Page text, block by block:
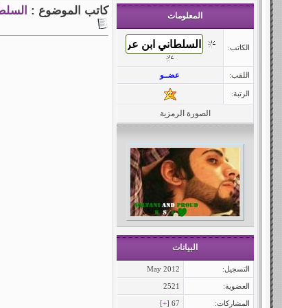
المعلومات
الكاتب:
اللقب: عضــو
الرتبة:
الصورة الرمزية
البيانات
التسجيل: May 2012
العضوية: 2521
المشاركات: 67 [
+
]
كاتب الموضوع :